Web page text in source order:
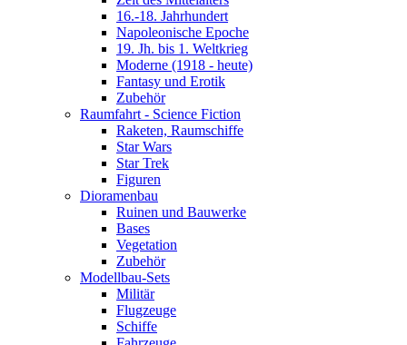
16.-18. Jahrhundert
Napoleonische Epoche
19. Jh. bis 1. Weltkrieg
Moderne (1918 - heute)
Fantasy und Erotik
Zubehör
Raumfahrt - Science Fiction
Raketen, Raumschiffe
Star Wars
Star Trek
Figuren
Dioramenbau
Ruinen und Bauwerke
Bases
Vegetation
Zubehör
Modellbau-Sets
Militär
Flugzeuge
Schiffe